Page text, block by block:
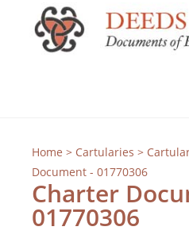
Home > Cartularies >
Document - 01770306
Charter
01770306